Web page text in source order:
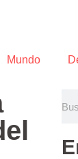
Mundo